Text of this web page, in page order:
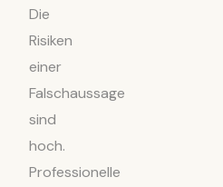
Die
Risiken
einer
Falschaussage
sind
hoch.
Professionelle